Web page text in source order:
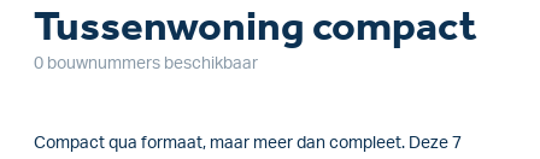
Tussenwoning compact
0 bouwnummers beschikbaar
Compact qua formaat, maar meer dan compleet. Deze 7